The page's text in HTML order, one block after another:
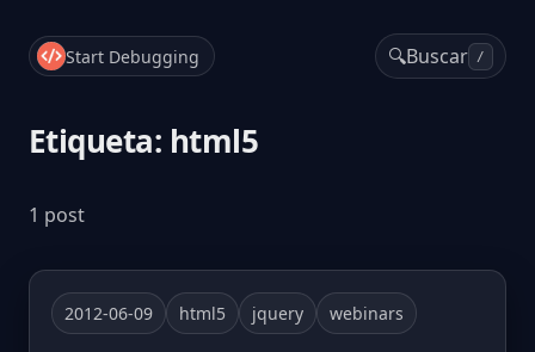
Start Debugging 🔍Buscar /
Etiqueta: html5
1 post
2012-06-09 html5 jquery webinars